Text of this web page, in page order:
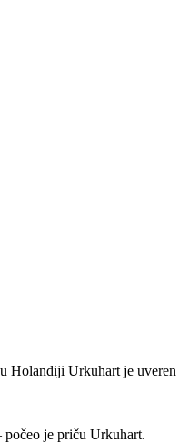
Holandiji Urkuhart je uveren
počeo je priču Urkuhart.